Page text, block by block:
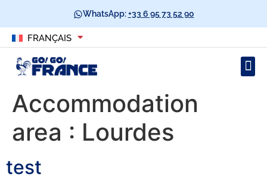
WhatsApp:+33 6 95 73 52 90
FRANÇAIS
Accommodation
area : Lourdes
test